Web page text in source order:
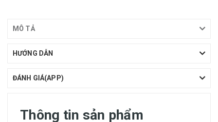
MÔ TẢ
HƯỚNG DẪN
ĐÁNH GIÁ(APP)
Thông tin sản phẩm